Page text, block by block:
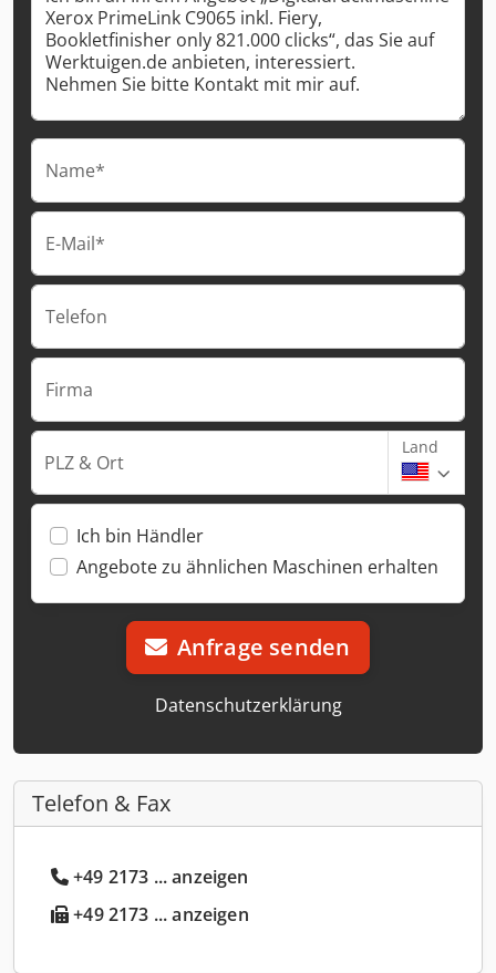
Name*
E-Mail*
Telefon
Firma
PLZ & Ort
Land
Ich bin Händler
Angebote zu ähnlichen Maschinen erhalten
Anfrage senden
Datenschutzerklärung
Telefon & Fax
+49 2173 ... anzeigen
+49 2173 ... anzeigen